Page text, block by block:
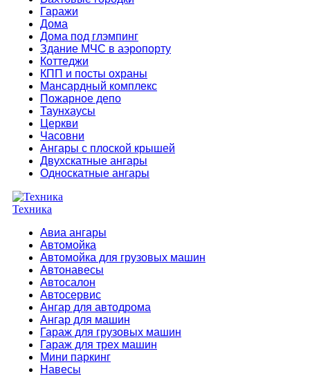
Гаражи
Дома
Дома под глэмпинг
Здание МЧС в аэропорту
Коттеджи
КПП и посты охраны
Мансардный комплекс
Пожарное депо
Таунхаусы
Церкви
Часовни
Ангары с плоской крышей
Двухскатные ангары
Односкатные ангары
Техника
Авиа ангары
Автомойка
Автомойка для грузовых машин
Автонавесы
Автосалон
Автосервис
Ангар для автодрома
Ангар для машин
Гараж для грузовых машин
Гараж для трех машин
Мини паркинг
Навесы